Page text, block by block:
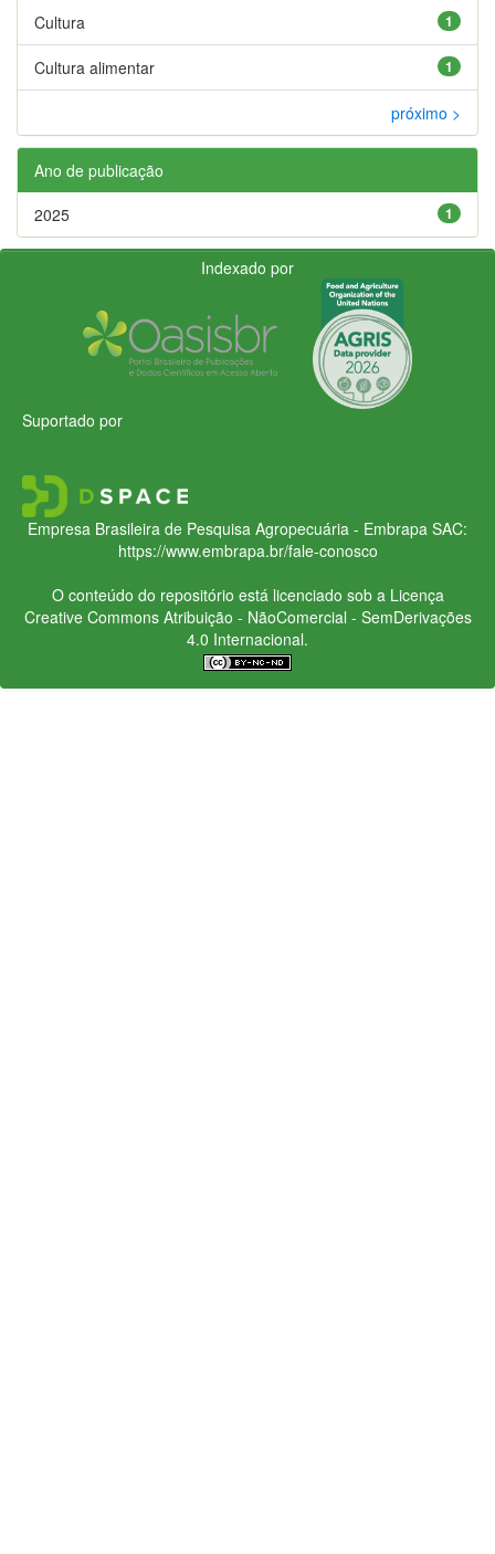
1
Cultura
1
Cultura alimentar
próximo >
Ano de publicação
1
2025
Indexado por
Suportado por
Empresa Brasileira de Pesquisa Agropecuária - Embrapa SAC:
https://www.embrapa.br/fale-conosco
O conteúdo do repositório está licenciado sob a Licença
Creative CommonsAtribuição - NãoComercial - SemDerivações
4.0 Internacional.